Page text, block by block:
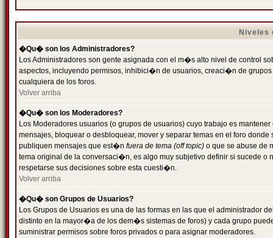
Niveles
�Qu� son los Administradores?
Los Administradores son gente asignada con el m�s alto nivel de control
aspectos, incluyendo permisos, inhibici�n de usuarios, creaci�n de
cualquiera de los foros.
Volver arriba
�Qu� son los Moderadores?
Los Moderadores usuarios (o grupos de usuarios) cuyo trabajo es
mensajes, bloquear o desbloquear, mover y separar temas en el foro
publiquen mensajes que est�n fuera de tema (off topic) o que se abuse de
tema original de la conversaci�n, es algo muy subjetivo definir si sucede
respetarse sus decisiones sobre esta cuesti�n.
Volver arriba
�Qu� son Grupos de Usuarios?
Los Grupos de Usuarios es una de las formas en las que el administrador
distinto en la mayor�a de los dem�s sistemas de foros) y cada grupo
suministrar permisos sobre foros privados o para asignar moderadores.